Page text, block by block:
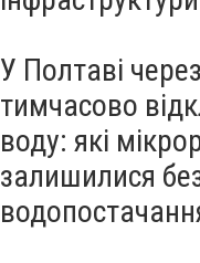
У Полтаві
тимчасово
воду: які
залишилися